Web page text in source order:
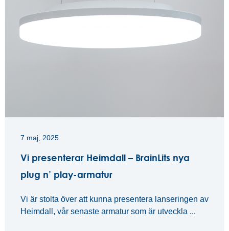
7 maj, 2025
Vi presenterar Heimdall – BrainLits nya
plug n’ play-armatur
Vi är stolta över att kunna presentera lanseringen av
Heimdall, vår senaste armatur som är utveckla ...